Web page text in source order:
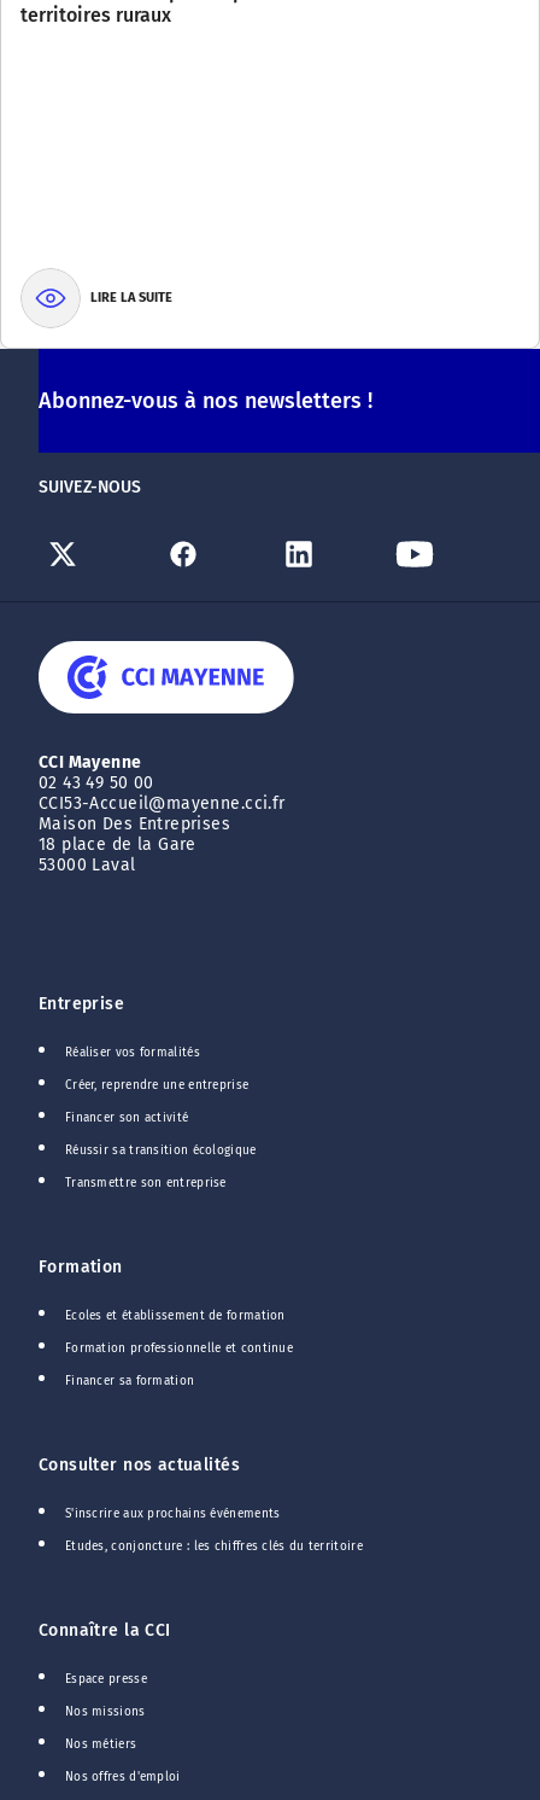
territoires ruraux
LIRE LA SUITE
Abonnez-vous à nos newsletters !
SUIVEZ-NOUS
CCI Mayenne
02 43 49 50 00
CCI53-Accueil@mayenne.cci.fr
Maison Des Entreprises
18 place de la Gare
53000 Laval
Entreprise
Réaliser vos formalités
Créer, reprendre une entreprise
Financer son activité
Réussir sa transition écologique
Transmettre son entreprise
Formation
Ecoles et établissement de formation
Formation professionnelle et continue
Financer sa formation
Consulter nos actualités
S'inscrire aux prochains événements
Etudes, conjoncture : les chiffres clés du territoire
Connaître la CCI
Espace presse
Nos missions
Nos métiers
Nos offres d'emploi